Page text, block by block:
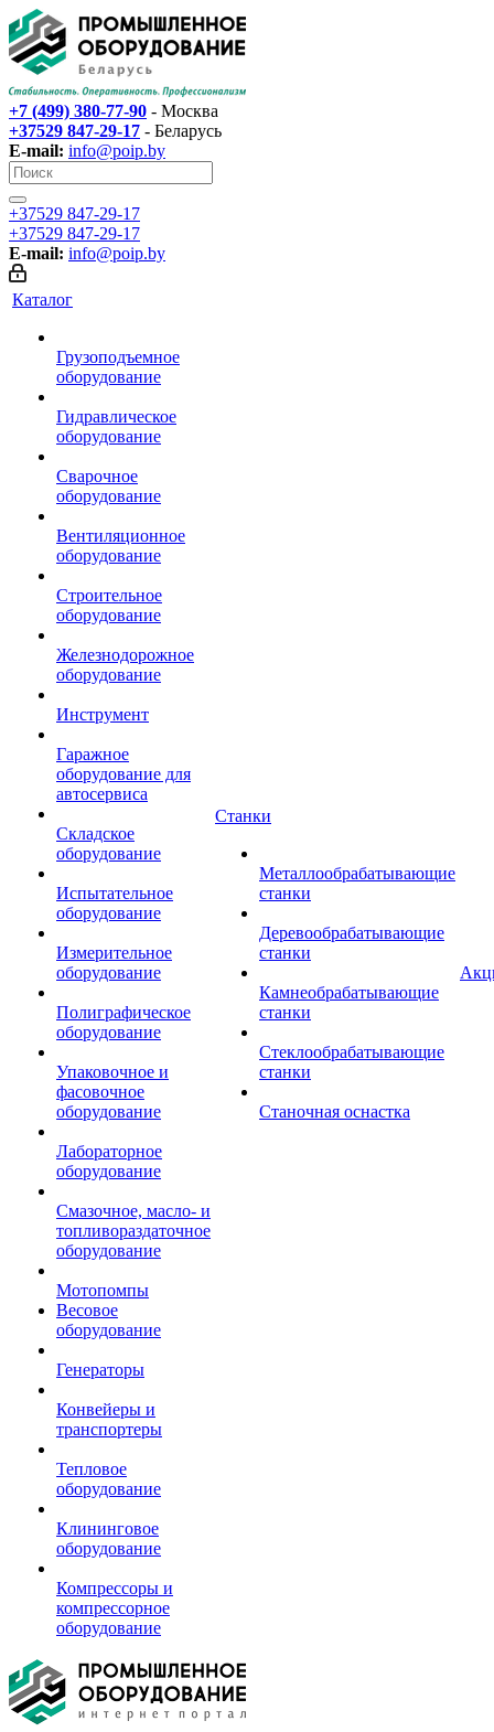
+7 (499) 380-77-90 - Москва
+37529 847-29-17‬ - Беларусь
E-mail: info@poip.by
+37529 847-29-17‬
+37529 847-29-17‬
E-mail: info@poip.by
Каталог
Грузоподъемное
оборудование
Гидравлическое
оборудование
Сварочное
оборудование
Вентиляционное
оборудование
Строительное
оборудование
Железнодорожное
оборудование
Инструмент
Гаражное
оборудование для
автосервиса
Складское
оборудование
Испытательное
оборудование
Измерительное
оборудование
Полиграфическое
оборудование
Упаковочное и
фасовочное
оборудование
Лабораторное
оборудование
Смазочное, масло- и
топливораздаточное
оборудование
Мотопомпы
Весовое
оборудование
Генераторы
Конвейеры и
транспортеры
Тепловое
оборудование
Клининговое
оборудование
Компрессоры и
компрессорное
оборудование
Станки
Металлообрабатывающие
станки
Деревообрабатывающие
станки
Камнеобрабатывающие
станки
Стеклообрабатывающие
станки
Станочная оснастка